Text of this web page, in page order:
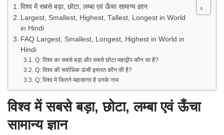
विश्व में सबसे बड़ा, छोटा, लम्बा एवं ऊँचा सामान्य ज्ञान
Largest, Smallest, Highest, Tallest, Longest in World
in Hindi
FAQ Largest, Smallest, Longest, Highest in World in
Hindi
Q: विश्व का सबसे बड़ा और सबसे छोटा महाद्वीप कौन सा है?
Q: विश्व की सर्वाधिक ऊंची इमारत कौन सी है?
Q: विश्व में कितने महासागर है उनके नाम
विश्व में सबसे बड़ा, छोटा, लम्बा एवं ऊँचा
सामान्य ज्ञान